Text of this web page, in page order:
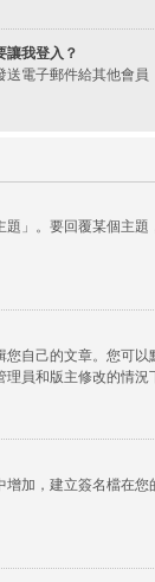
讓我登入？
電子郵件給其他會
」。要回覆某個主
您自己的文章。您可以
員和版主修改的情
加，建立簽名檔在